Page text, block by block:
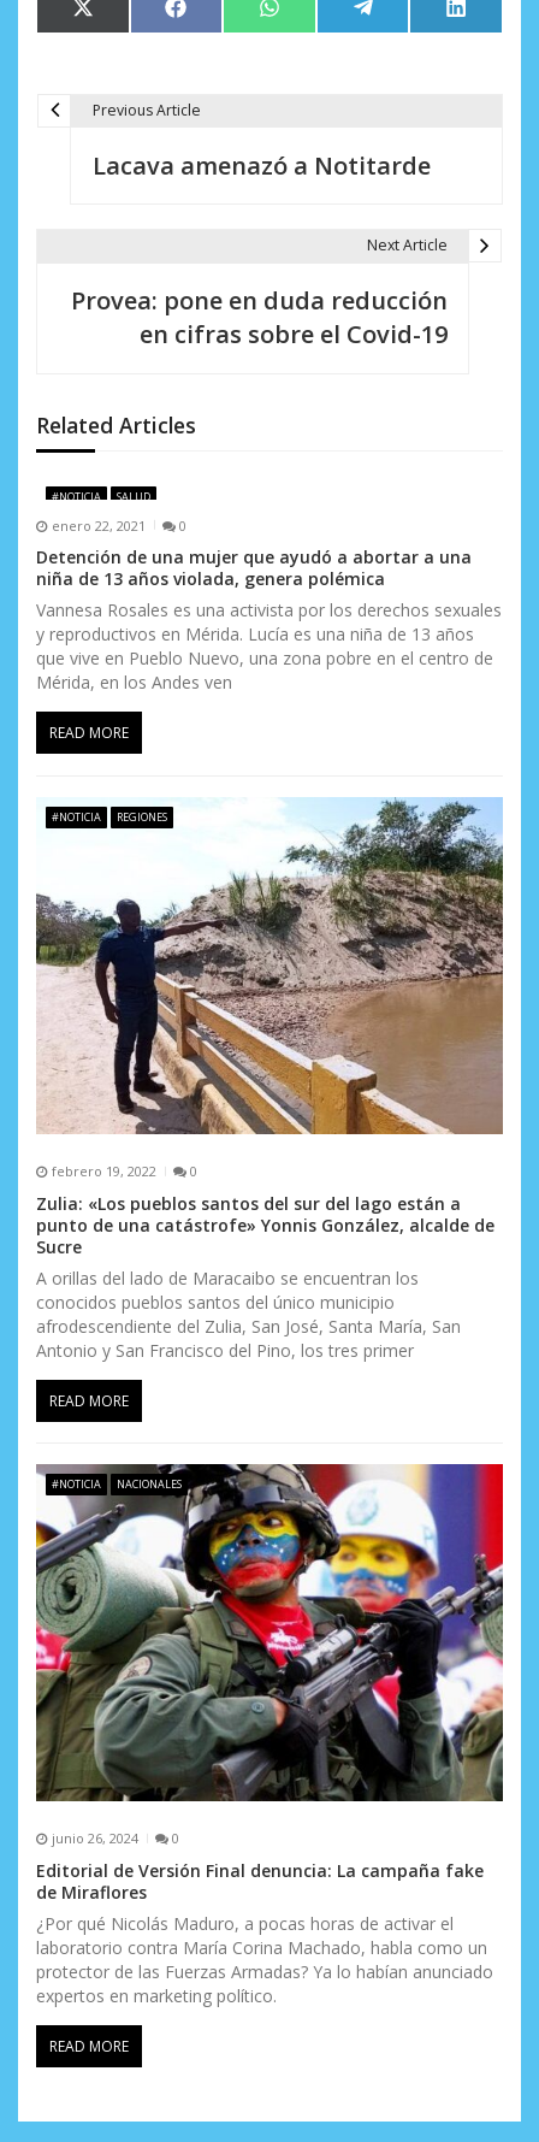
Compartir
en
X
(Twitter)
Compartir
en
Facebook Compartir
en
WhatsApp Compartir
en
Telegram
en
LinkedIn
i
ó
n
d
e
e
n
a
a
s
Previous Article
Lacava amenazó a Notitarde
Next Article
Provea: pone en duda reducción
en cifras sobre el Covid-19
Related Articles
#NOTICIA SALUD
enero 22, 2021 0
Detención de una mujer que ayudó a abortar a una
niña de 13 años violada, genera polémica
Vannesa Rosales es una activista por los derechos sexuales
y reproductivos en Mérida. Lucía es una niña de 13 años
que vive en Pueblo Nuevo, una zona pobre en el centro de
Mérida, en los Andes ven
READ MORE
#NOTICIA REGIONES
febrero 19, 2022 0
Zulia: «Los pueblos santos del sur del lago están a
punto de una catástrofe» Yonnis González, alcalde de
Sucre
A orillas del lado de Maracaibo se encuentran los
conocidos pueblos santos del único municipio
afrodescendiente del Zulia, San José, Santa María, San
Antonio y San Francisco del Pino, los tres primer
READ MORE
#NOTICIA NACIONALES
junio 26, 2024 0
Editorial de Versión Final denuncia: La campaña fake
de Miraflores
¿Por qué Nicolás Maduro, a pocas horas de activar el
laboratorio contra María Corina Machado, habla como un
protector de las Fuerzas Armadas? Ya lo habían anunciado
expertos en marketing político.
READ MORE